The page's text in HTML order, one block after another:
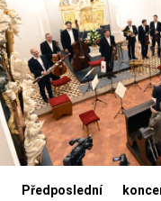
Předposlední